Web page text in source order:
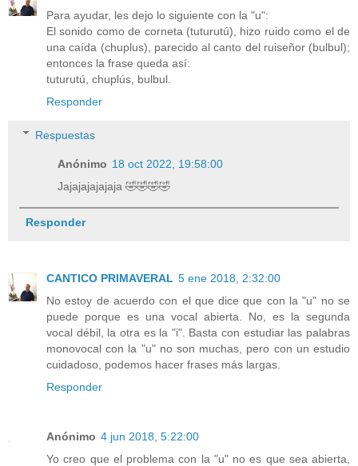
Para ayudar, les dejo lo siguiente con la "u":
El sonido como de corneta (tuturutú), hizo ruido como el de
una caída (chuplus), parecido al canto del ruiseñor (bulbul);
entonces la frase queda así:
tuturutú, chuplús, bulbul.
Responder
Respuestas
Anónimo 18 oct 2022, 19:58:00
Jajajajajajaja 🤣🤣🤣🤣
Responder
CANTICO PRIMAVERAL 5 ene 2018, 2:32:00
No estoy de acuerdo con el que dice que con la "u" no se
puede porque es una vocal abierta. No, es la segunda
vocal débil, la otra es la "i". Basta con estudiar las palabras
monovocal con la "u" no son muchas, pero con un estudio
cuidadoso, podemos hacer frases más largas.
Responder
Anónimo 4 jun 2018, 5:22:00
Yo creo que el problema con la "u" no es que sea abierta,